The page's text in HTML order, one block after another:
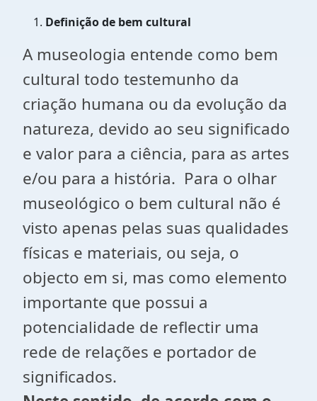
Definição de bem cultural
A museologia entende como bem
cultural todo testemunho da
criação humana ou da evolução da
natureza, devido ao seu significado
e valor para a ciência, para as artes
e/ou para a história. Para o olhar
museológico o bem cultural não é
visto apenas pelas suas qualidades
físicas e materiais, ou seja, o
objecto em si, mas como elemento
importante que possui a
potencialidade de reflectir uma
rede de relações e portador de
significados.